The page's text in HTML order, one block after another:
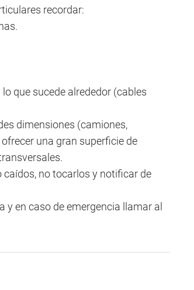
recordar:
que sucede alrededor (cables
dimensiones (camiones,
una gran superficie de
caídos, no tocarlos y notificar de
en caso de emergencia llamar al